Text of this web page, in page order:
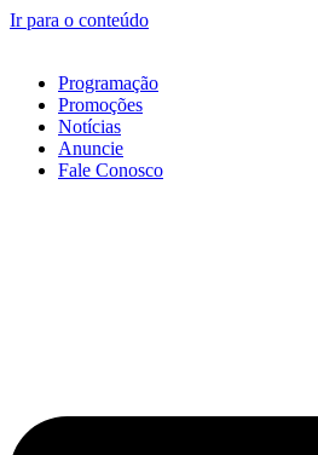
Ir para o conteúdo
Programação
Promoções
Notícias
Anuncie
Fale Conosco